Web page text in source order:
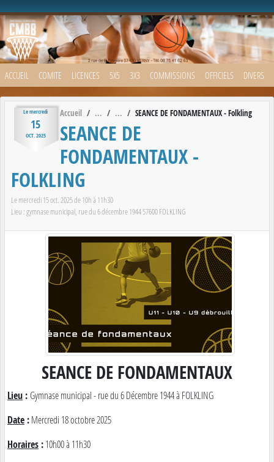
ACCUEIL COMITE LICENCES 5X5 3X3 COMMISSIONS OFFICIELS DIVERS
Lemercredi
15
OCT. 2025
Accueil SEANCE DE FONDAMENTAUX - Folkling
SEANCE DE
FONDAMENTAUX -
FOLKLING
Lemercredi15oct. 2025de 10h à 11h30
Lieu :gymnase municipal, rue du 6 décembre 194457600FOLKLING
SEANCE DE FONDAMENTAUX
Lieu : Gymnase municipal - rue du 6 Décembre 1944 à FOLKLING
Date :Mercredi 18 octobre 2025
Horaires :10h00 à 11h30